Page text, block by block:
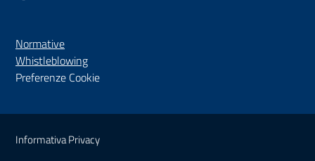
Normative
Whistleblowing(nuova scheda - new tab)
Preferenze Cookie
Sezione Link Utili
Informativa Privacy